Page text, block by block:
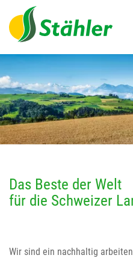
Das Beste der Welt
für die Schweizer
Wir sind ein nachhaltig